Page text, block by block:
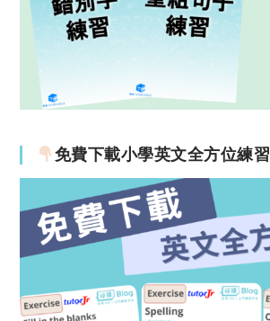
免費下載小學英文全方位練習